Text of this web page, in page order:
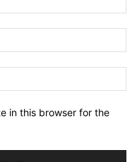
in this browser for the